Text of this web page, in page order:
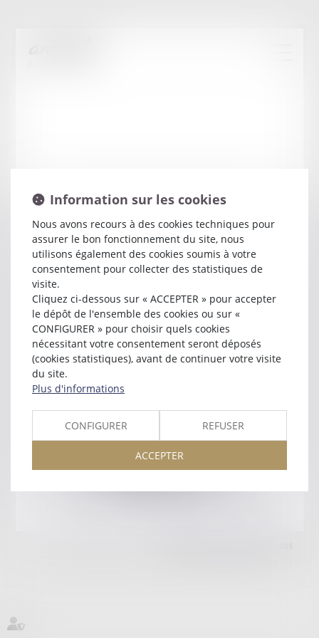
AntonioALONSO
91 RUE DE MIROMESNIL
75008 PARIS
Tél :01 40 20 10 10
Retour
HonorairesMentions légalesPlan du site
11 Place des Cinq Martyrs du Lycée Buffon, 75014 PARIS
Information sur les cookies
Nous avons recours à des cookies techniques pour
assurer le bon fonctionnement du site, nous
utilisons également des cookies soumis à votre
consentement pour collecter des statistiques de
visite.
Cliquez ci-dessous sur « ACCEPTER » pour accepter
le dépôt de l'ensemble des cookies ou sur «
CONFIGURER » pour choisir quels cookies
nécessitant votre consentement seront déposés
(cookies statistiques), avant de continuer votre visite
du site.
Plus d'informations
CONFIGURER REFUSER
ACCEPTER